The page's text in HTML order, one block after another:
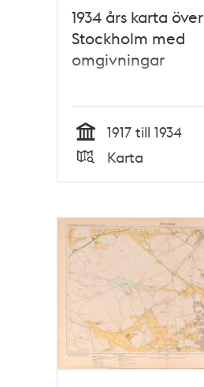
1934 års karta över
Stockholm med
omgivningar
Tid
1917 till 1934
Typ
Karta